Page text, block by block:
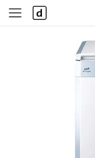
사
이
다
나
와